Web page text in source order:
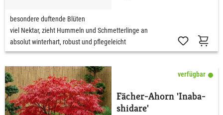
besondere duftende Blüten
viel Nektar, zieht Hummeln und Schmetterlinge an
absolut winterhart, robust und pflegeleicht
verfügbar
Fächer-Ahorn 'Inaba-
shidare'